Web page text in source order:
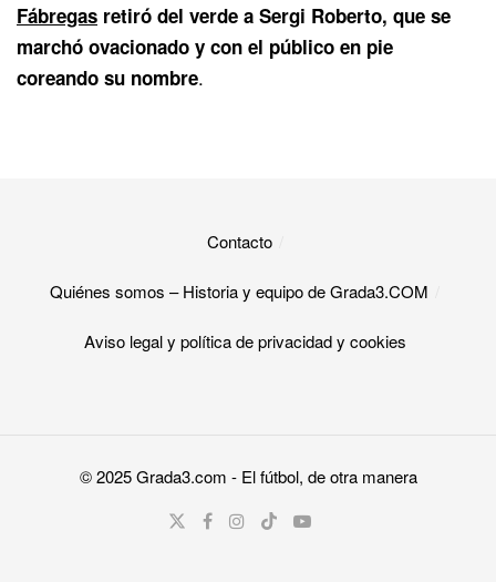
Fábregas retiró del verde a Sergi Roberto, que se
marchó ovacionado y con el público en pie
coreando su nombre.
Contacto
Quiénes somos – Historia y equipo de Grada3.COM
Aviso legal y política de privacidad y cookies​
© 2025Grada3.com - El fútbol, de otra manera